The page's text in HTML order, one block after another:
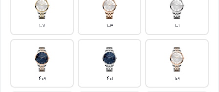
101
103
107
109
401
409